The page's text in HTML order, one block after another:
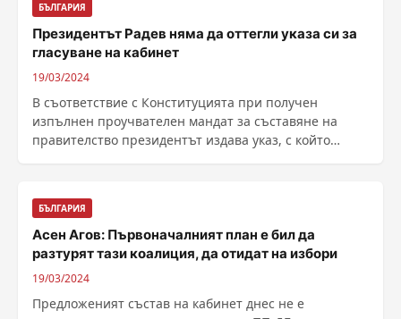
БЪЛГАРИЯ
Президентът Радев няма да оттегли указа си за
гласуване на кабинет
19/03/2024
В съответствие с Конституцията при получен
изпълнен проучвателен мандат за съставяне на
правителство президентът издава указ, с който
БЪЛГАРИЯ
Асен Агов: Първоначалният план е бил да
разтурят тази коалиция, да отидат на избори
19/03/2024
Предложеният състав на кабинет днес не е